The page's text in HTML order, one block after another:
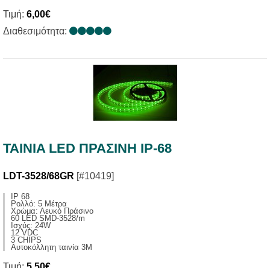
Τιμή: 6,00€
Διαθεσιμότητα:
TAINIA LED ΠΡΑΣΙΝΗ IP-68
LDT-3528/68GR [#10419]
IP 68
Ρολλό: 5 Μέτρα
Χρώμα: Λευκό Πράσινο
60 LED SMD-3528/m
Ισχύς: 24W
12 VDC
3 CHIPS
Αυτοκόλλητη ταινία 3Μ